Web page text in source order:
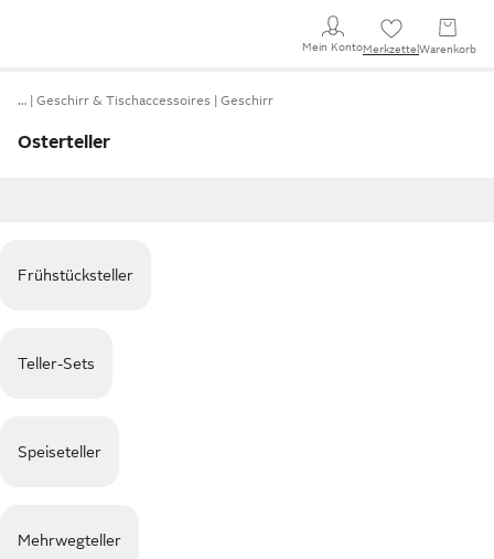
Mein KontoMerkzettel Warenkorb
… Geschirr & Tischaccessoires Geschirr
Osterteller
Frühstücksteller
Teller-Sets
Speiseteller
Mehrwegteller